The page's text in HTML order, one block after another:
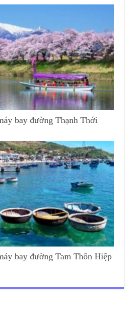
bay đường Thạnh Thới
bay đường Tam Thôn Hiệp